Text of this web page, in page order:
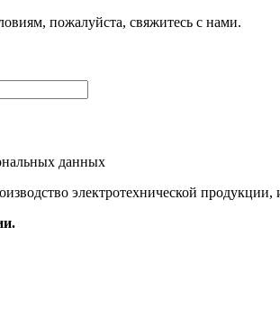
пожалуйста, свяжитесь с нами.
данных
электротехнической